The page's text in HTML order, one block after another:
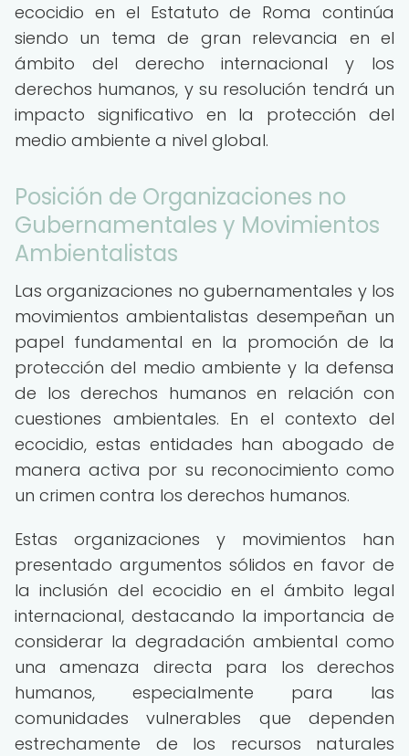
ecocidio en el Estatuto de Roma continúa
siendo un tema de gran relevancia en el
ámbito del derecho internacional y los
derechos humanos, y su resolución tendrá un
impacto significativo en la protección del
medio ambiente a nivel global.
Posición de Organizaciones no
Gubernamentales y Movimientos
Ambientalistas
Las organizaciones no gubernamentales y los
movimientos ambientalistas desempeñan un
papel fundamental en la promoción de la
protección del medio ambiente y la defensa
de los derechos humanos en relación con
cuestiones ambientales. En el contexto del
ecocidio, estas entidades han abogado de
manera activa por su reconocimiento como
un crimen contra los derechos humanos.
Estas organizaciones y movimientos han
presentado argumentos sólidos en favor de
la inclusión del ecocidio en el ámbito legal
internacional, destacando la importancia de
considerar la degradación ambiental como
una amenaza directa para los derechos
humanos, especialmente para las
comunidades vulnerables que dependen
estrechamente de los recursos naturales